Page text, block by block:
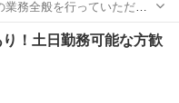
務全般を行っていただき
など使用) ・行事やイベン
！土日勤務可能な方歓